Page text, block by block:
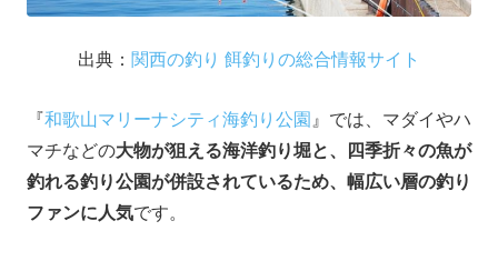
出典： 関西の釣り 餌釣りの総合情報サイト
『和歌山マリーナシティ海釣り公園 』では、マダイやハ
マチなどの大物が狙える海洋釣り堀と、四季折々の魚が
釣れる釣り公園が併設されているため、幅広い層の釣り
ファンに人気です。